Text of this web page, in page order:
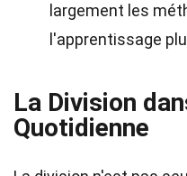
largement les
l'apprentissage
La Division
Quotidienne